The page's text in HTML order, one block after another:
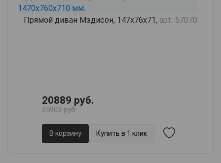
Прямой диван Мэдисон, 147х76х71, арт. 57070
20889 руб.
25903 руб.
В корзину Купить в 1 клик